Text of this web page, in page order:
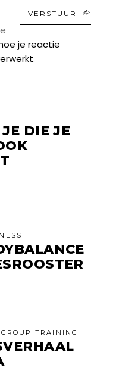
VERSTUUR
je reactie
.
DIE JE
TRAINING